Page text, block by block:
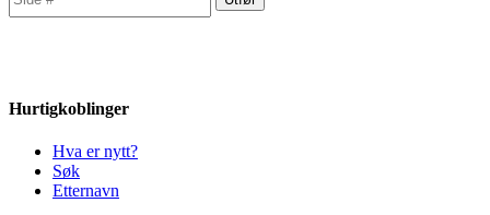
Hurtigkoblinger
Hva er nytt?
Søk
Etternavn